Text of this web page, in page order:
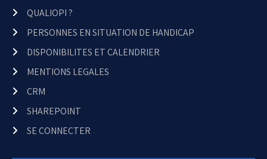
QUALIOPI ?
PERSONNES EN SITUATION DE HANDICAP
DISPONIBILITES ET CALENDRIER
MENTIONS LEGALES
CRM
SHAREPOINT
SE CONNECTER